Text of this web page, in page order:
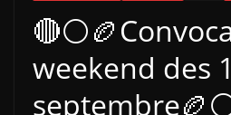
weekend des